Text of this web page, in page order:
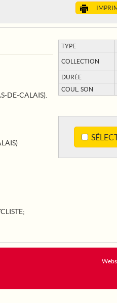
TYPE
COLLECTION
DURÉE
COUL. SON
DE-CALAIS).
;